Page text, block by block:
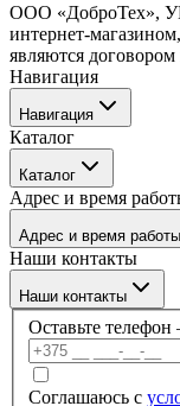
ООО «ДоброТех»,
интернет-
являются
Навигация
Навигация
Бренды
О компании
Покупателю
Контакты
Блог
Каталог
Каталог
Каталог
Услуги
Адрес и время
Адрес и время работы
г. Минск, ул.
Пн–Пт:
Наши контакты
Наши контакты
Оставьте
Соглашаюсь с